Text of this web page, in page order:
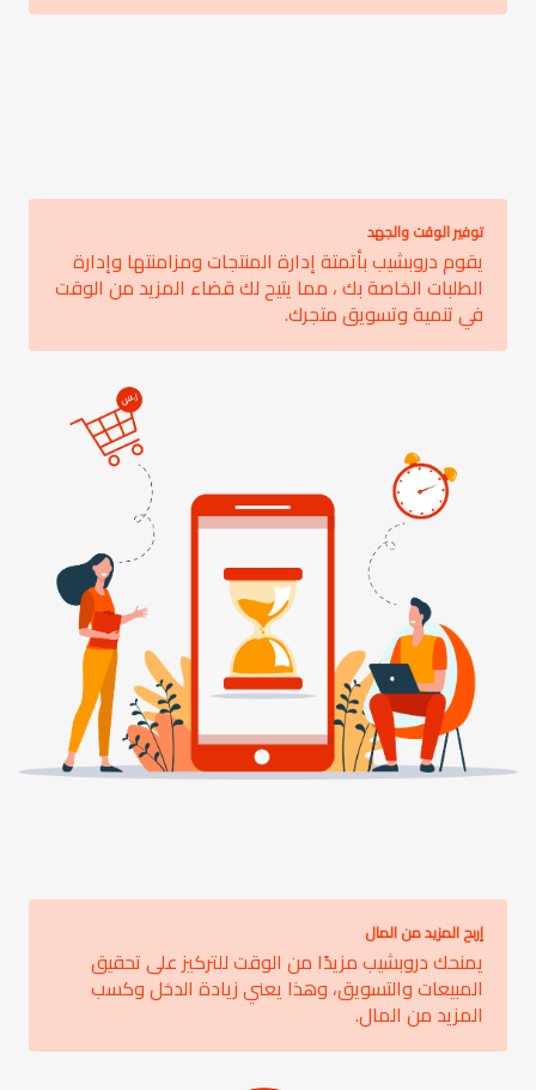
توفير الوقت والجهد
يقوم دروبشيب بأتمتة إدارة المنتجات ومزامنتها وإدارة
الطلبات الخاصة بك ، مما يتيح لك قضاء المزيد من الوقت
في تنمية وتسويق متجرك.
إربح المزيد من المال
يمنحك دروبشيب مزيدًا من الوقت للتركيز على تحقيق
المبيعات والتسويق، وهذا يعني زيادة الدخل وكسب
المزيد من المال.